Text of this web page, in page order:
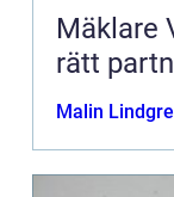
Mäklare
rätt
Malin